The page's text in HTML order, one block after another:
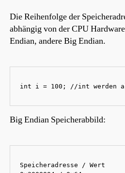
Die Reihenfolge der
abhängig von der CPU
Endian, andere Big Endian.
int i = 100; //int werden
Big Endian Speicherabbild:
Speicheradresse / Wert